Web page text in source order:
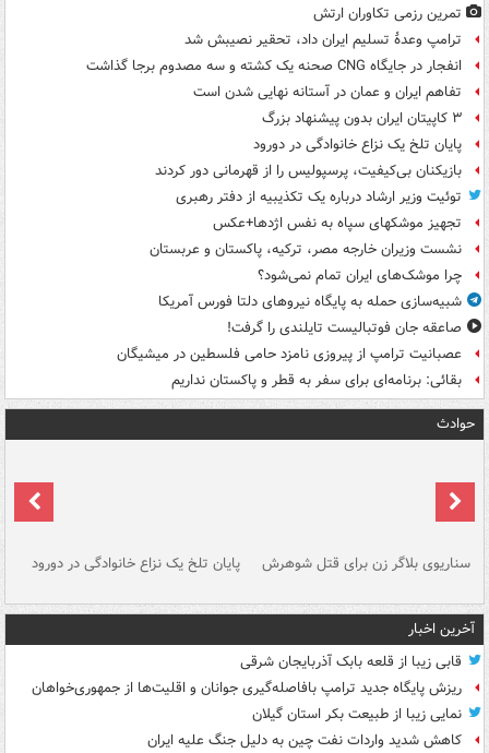
تمرین رزمی تکاوران ارتش
ترامپ وعدۀ تسلیم ایران داد، تحقیر نصیبش شد
انفجار در جایگاه CNG صحنه یک کشته و سه مصدوم برجا گذاشت
تفاهم ایران و عمان در آستانه نهایی شدن است
۳ کاپیتان ایران بدون پیشنهاد بزرگ
پایان تلخ یک نزاع خانوادگی در دورود
بازیکنان بی‌کیفیت، پرسپولیس را از قهرمانی دور کردند
توئیت وزیر ارشاد درباره یک تکذیبیه از دفتر رهبری
تجهیز موشکهای سپاه به نفس اژدها+عکس
نشست وزیران خارجه مصر، ترکیه، پاکستان و عربستان
چرا موشک‌های ایران تمام نمی‌شود؟
شبیه‌سازی حمله به پایگاه نیروهای دلتا فورس آمریکا
صاعقه جان فوتبالیست تایلندی را گرفت!
عصبانیت ترامپ از پیروزی نامزد حامی فلسطین در میشیگان
بقائی: برنامه‌ای برای سفر به قطر و پاکستان نداریم
حوادث
سناریوی بلاگر زن برای قتل شوهرش پایان تلخ یک نزاع خانوادگی در دورود
آخرین اخبار
قابی زیبا از قلعه بابک آذربایجان شرقی
ریزش پایگاه جدید ترامپ بافاصله‌گیری جوانان و اقلیت‌ها از جمهوری‌خواهان
نمایی زیبا از طبیعت بکر استان گیلان
کاهش شدید واردات نفت چین به دلیل جنگ علیه ایران